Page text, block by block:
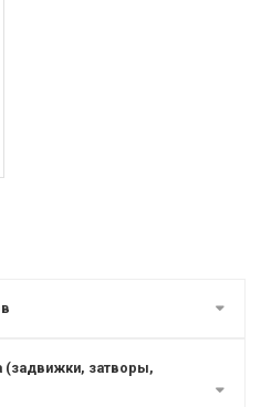
(задвижки, затворы,